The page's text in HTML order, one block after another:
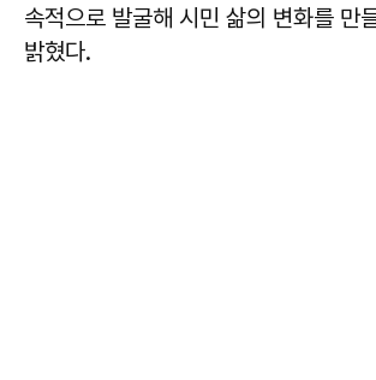
속적으로 발굴해 시민 삶의 변화를 만
밝혔다.